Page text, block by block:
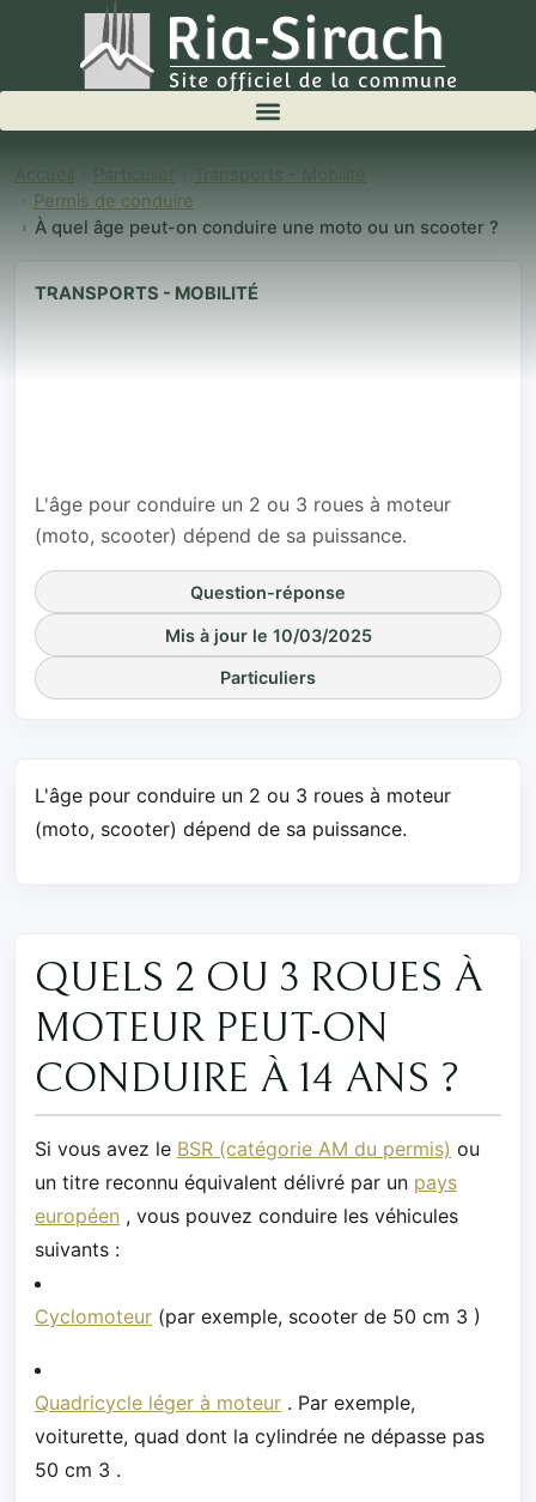
Accueil Particulier
Transports - Mobilité
Permis de conduire
À quel âge peut-on conduire une moto ou un scooter ?
TRANSPORTS - MOBILITÉ
À quel âge
peut-on
L'âge pour conduire un 2 ou 3 roues à moteur
(moto, scooter) dépend de sa puissance.
Question-réponse
Mis à jour le 10/03/2025
Particuliers
L'âge pour conduire un 2 ou 3 roues à moteur
(moto, scooter) dépend de sa puissance.
QUELS 2 OU 3 ROUES À
MOTEUR PEUT-ON
CONDUIRE À 14 ANS ?
Si vous avez le BSR (catégorie AM du permis) ou
un titre reconnu équivalent délivré par un pays
européen , vous pouvez conduire les véhicules
suivants :
Cyclomoteur (par exemple, scooter de 50 cm 3 )
Quadricycle léger à moteur . Par exemple,
voiturette, quad dont la cylindrée ne dépasse pas
50 cm 3 .